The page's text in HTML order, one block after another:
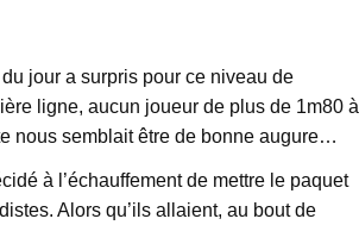
jour a surpris pour ce niveau de
ligne, aucun joueur de plus de 1m80 à
nous semblait être de bonne augure…
à l’échauffement de mettre le paquet
Alors qu’ils allaient, au bout de